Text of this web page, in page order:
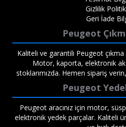
Gizlilik
Geri İade
Peugeot
Kaliteli ve garantili Peugeot
Motor, kaporta, elektronik
stoklarımızda. Hemen sipariş verin,
Peugeot
Peugeot aracınız için motor,
elektronik yedek parçalar. Kaliteli